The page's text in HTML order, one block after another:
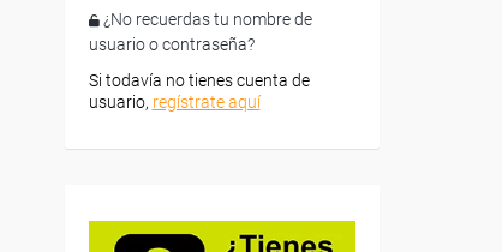
¿No recuerdas tu nombre de
usuario o contraseña?
Si todavía no tienes cuenta de
usuario, regístrate aquí